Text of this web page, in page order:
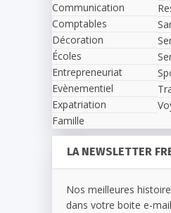
Communication
Comptables
Décoration
Écoles
Entrepreneuriat
Evènementiel
Expatriation
Famille
LA NEWSLETTER
Nos meilleures
dans votre boite e-